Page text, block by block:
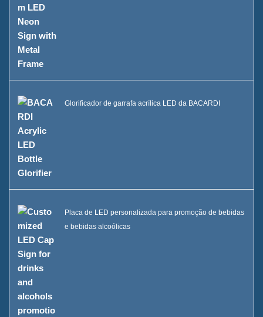
Glorificador de garrafa acrílica LED da BACARDI
Placa de LED personalizada para promoção de bebidas
e bebidas alcoólicas